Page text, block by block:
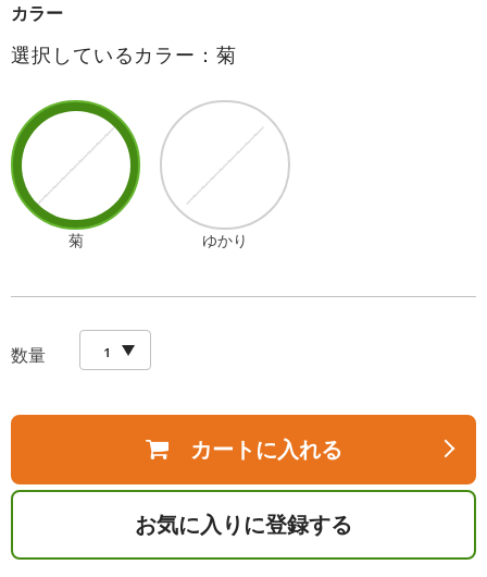
カラー
選択しているカラー：菊
菊 ゆかり
数量
カートに入れる
お気に入りに登録する